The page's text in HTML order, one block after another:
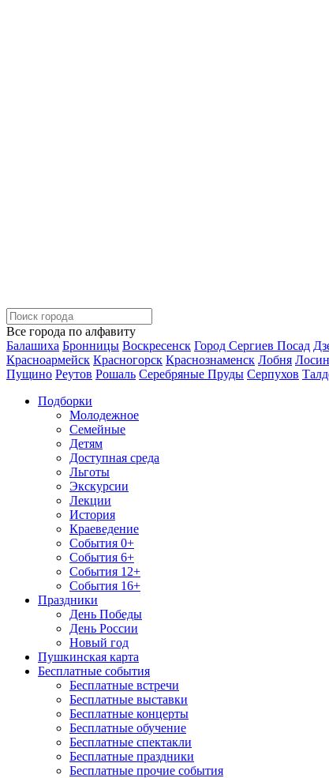
Все города по алфавиту
Балашиха Бронницы Воскресенск Город Сергиев Посад
Красноармейск Красногорск Краснознаменск Лобня
Пущино Реутов Рошаль Серебряные Пруды Серпухов
Подборки
Молодежное
Семейные
Детям
Доступная среда
Льготы
Экскурсии
Лекции
История
Краеведение
События 0+
События 6+
События 12+
События 16+
Праздники
День Победы
День России
Новый год
Пушкинская карта
Бесплатные события
Бесплатные встречи
Бесплатные выставки
Бесплатные концерты
Бесплатные обучение
Бесплатные спектакли
Бесплатные праздники
Бесплатные прочие события